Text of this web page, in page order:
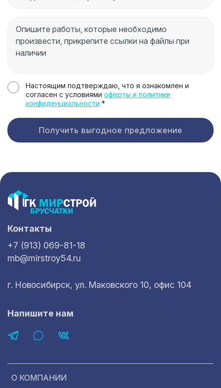
Настоящим подтверждаю, что я ознакомлен и
согласен с условиями оферты и политики
конфиденциальности *
Получить выгодное предложение
О КОМПАНИИ
Контакты
+7 (913) 069-81-18
mb@mirstroy54.ru
г. Новосибирск, ул. Маковского 10, офис 104
Напишите нам